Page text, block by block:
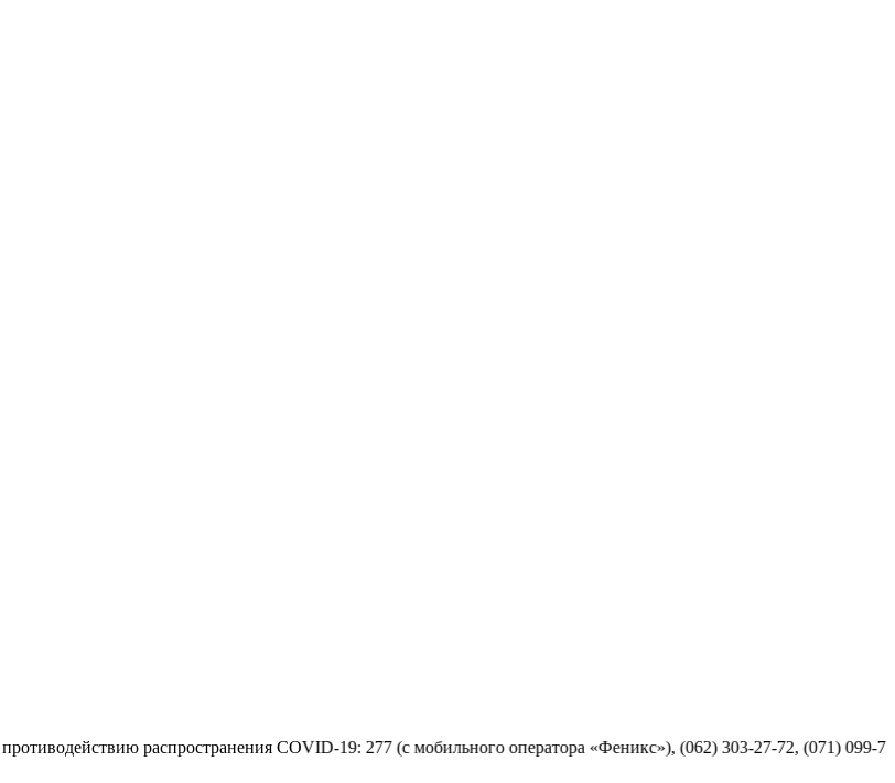
распространения COVID-19: 277 (с мобильного оператора «Феникс»), (062) 303-27-72, (071) 099-72-77